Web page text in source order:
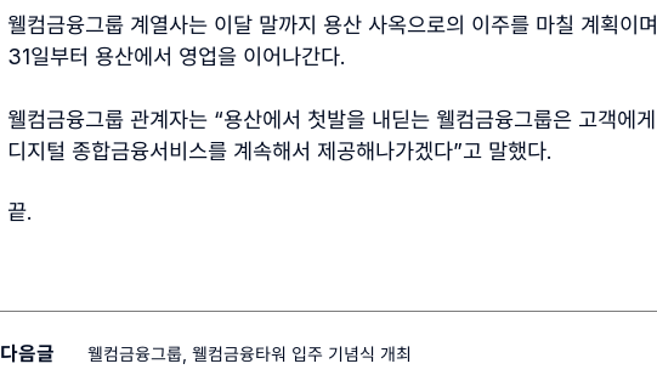
웰컴금융그룹 계열사는 이달 말까지 용산 사옥으로의 이주를 마칠 계획이며
31일부터 용산에서 영업을 이어나간다.
웰컴금융그룹 관계자는 “용산에서 첫발을 내딛는 웰컴금융그룹은 고객에
디지털 종합금융서비스를 계속해서 제공해나가겠다”고 말했다.
끝.
다음글 웰컴금융그룹, 웰컴금융타워 입주 기념식 개최